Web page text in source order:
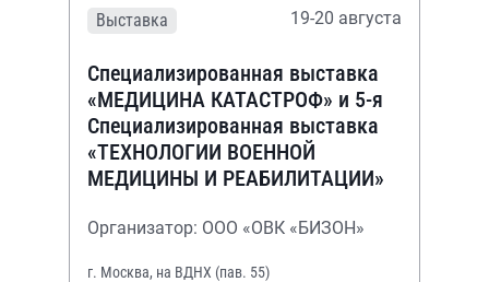
Выставка 19-20 августа
Специализированная выставка
«МЕДИЦИНА КАТАСТРОФ» и 5-я
Специализированная выставка
«ТЕХНОЛОГИИ ВОЕННОЙ
МЕДИЦИНЫ И РЕАБИЛИТАЦИИ»
Организатор: ООО «ОВК «БИЗОН»
г. Москва, на ВДНХ (пав. 55)